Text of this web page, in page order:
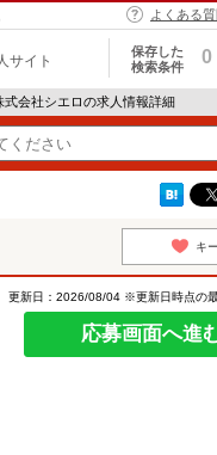
よくある
サイト
保存した
検索条件
0
式会社シエロの求人情報詳細
キ
更新日：2026/08/04 ※更新日時点の
応募画面へ進